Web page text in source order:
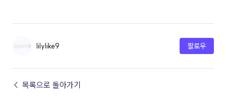
lilylike9 팔로우
← 목록으로 돌아가기